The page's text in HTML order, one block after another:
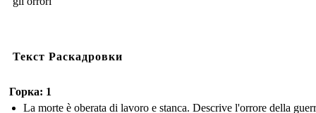
Текст Раскадровки
Горка: 1
La morte è oberata di lavoro e stanca. Descrive l'orrore della